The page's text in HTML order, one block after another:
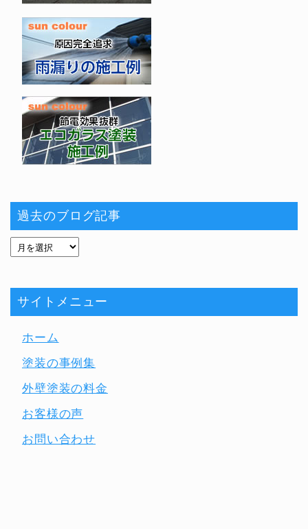
過去のブログ記事
サイトメニュー
ホーム
塗装の事例集
外壁塗装の料金
お客様の声
お問い合わせ